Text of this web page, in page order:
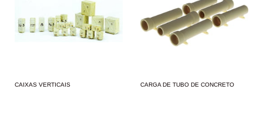
CAIXAS VERTICAIS CARGA DE TUBO DE CONCRETO